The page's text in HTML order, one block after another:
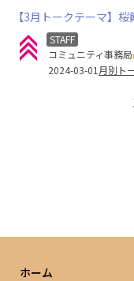
【3月トークテーマ】
STAFF
コミュニティ事務局
2024-03-01 月別ト
ホーム